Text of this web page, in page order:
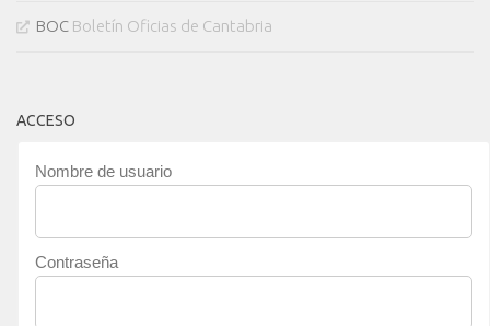
BOC Boletín Oficias de Cantabria
ACCESO
Nombre de usuario
Contraseña